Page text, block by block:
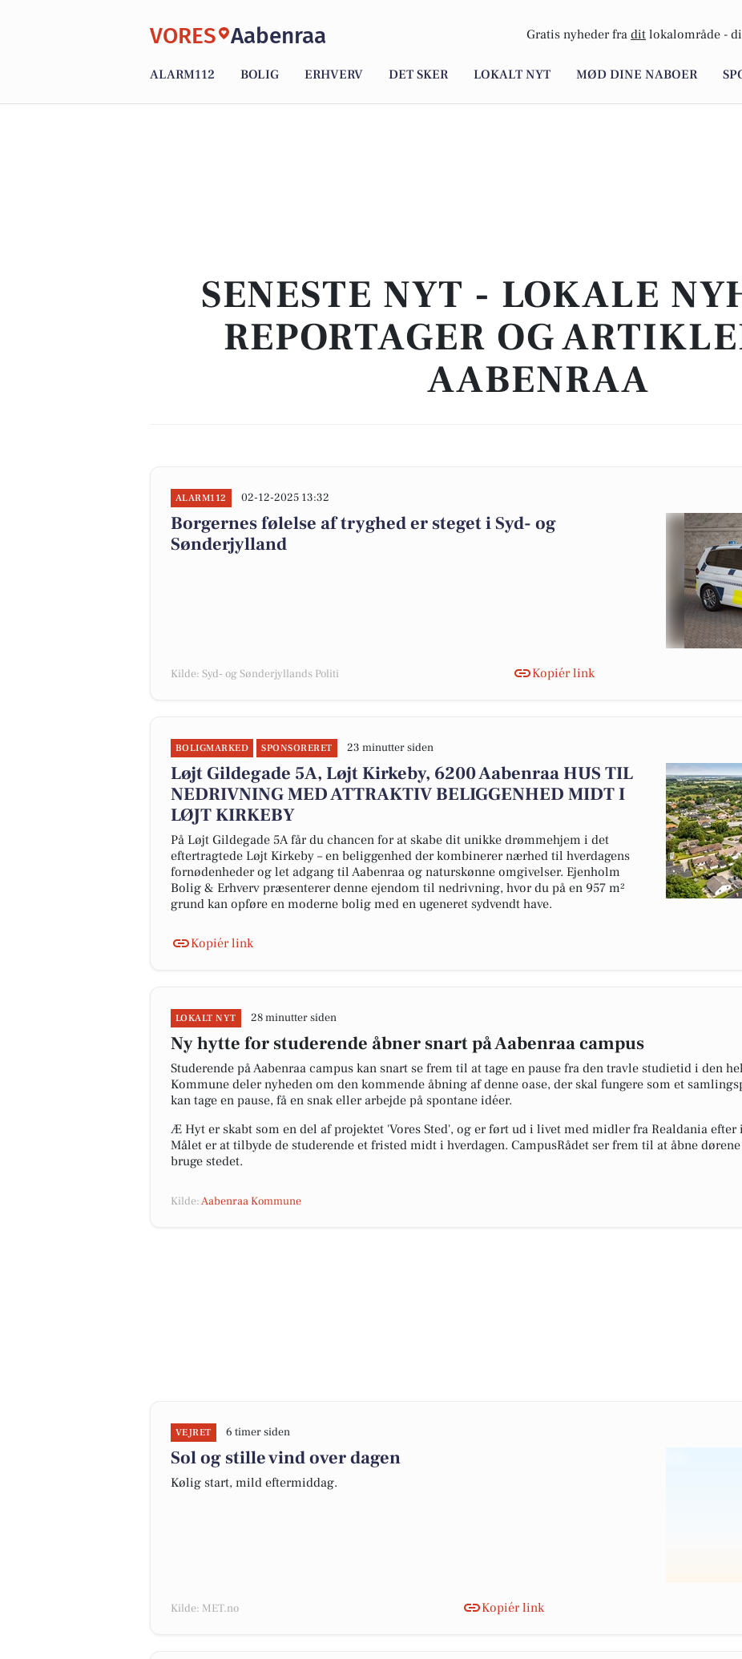
VORES Aabenraa Gratis nyheder fra dit lokalområde -
ALARM112 BOLIG ERHVERV DET SKER LOKALT NYT MØD DINE NABOER
SENESTE NYT - LOKALE
REPORTAGER OG
AABENRAA
ALARM112 02-12-2025 13:32
Borgernes følelse af tryghed er steget i Syd- og
Sønderjylland
Kilde: Syd- og Sønderjyllands Politi Kopiér link
BOLIGMARKED SPONSORERET 23 minutter siden
Løjt Gildegade 5A, Løjt Kirkeby, 6200 Aabenraa HUS TIL
NEDRIVNING MED ATTRAKTIV BELIGGENHED MIDT I
LØJT KIRKEBY
På Løjt Gildegade 5A får du chancen for at skabe dit unikke drømmehjem i det
eftertragtede Løjt Kirkeby – en beliggenhed der kombinerer nærhed til hverdagens
fornødenheder og let adgang til Aabenraa og naturskønne omgivelser. Ejenholm
Bolig & Erhverv præsenterer denne ejendom til nedrivning, hvor du på en 957 m²
grund kan opføre en moderne bolig med en ugeneret sydvendt have.
Kopiér link
LOKALT NYT 28 minutter siden
Ny hytte for studerende åbner snart på Aabenraa campus
Studerende på Aabenraa campus kan snart se frem til at tage en pause fra den travle studietid i den
Kommune deler nyheden om den kommende åbning af denne oase, der skal fungere som et
kan tage en pause, få en snak eller arbejde på spontane idéer.
Æ Hyt er skabt som en del af projektet 'Vores Sted', og er ført ud i livet med midler fra Realdania
Målet er at tilbyde de studerende et fristed midt i hverdagen. CampusRådet ser frem til at åbne
bruge stedet.
Kilde:Aabenraa Kommune
VEJRET 6 timer siden
Sol og stille vind over dagen
Kølig start, mild eftermiddag.
Kilde: MET.no Kopiér link